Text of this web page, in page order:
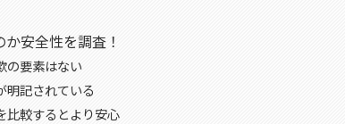
安全性を調査！
の要素はない
明記されている
比較するとより安心